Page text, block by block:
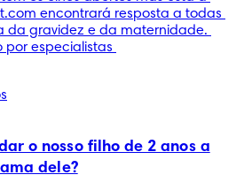
encontrará resposta a todas
da gravidez e da maternidade.
por especialistas
o nosso filho de 2 anos a
dele?